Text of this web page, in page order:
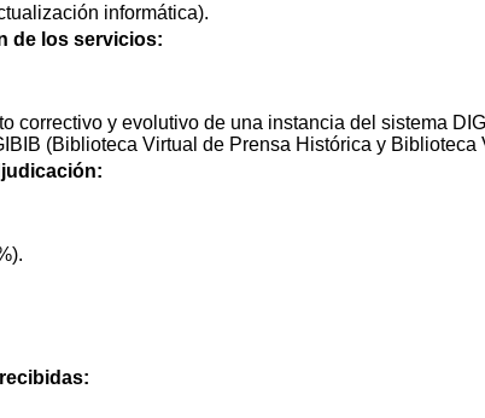
informática).
de los servicios:
correctivo y evolutivo de una instancia del sistema
(Biblioteca Virtual de Prensa Histórica y